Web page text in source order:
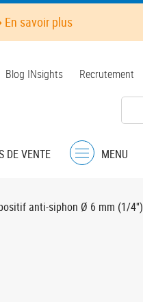
savoir plus
Top
Blog INsights Recrutement
DE VENTE
Menu
MENU
anti-siphon Ø 6 mm (1/4'')